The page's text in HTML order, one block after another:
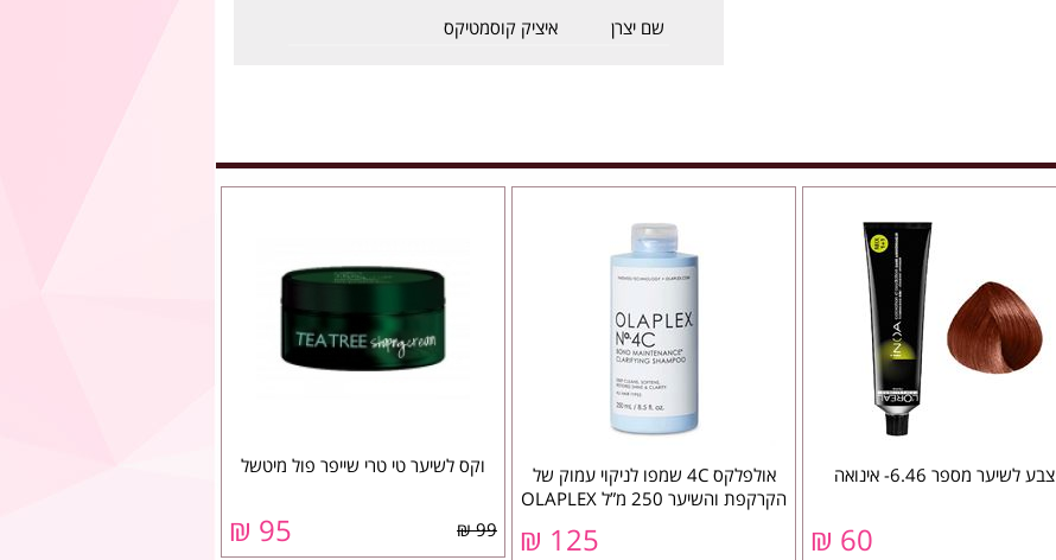
שם יצרן איציק קוסמטיקס
צבע לשיער מספר 6.46- אינואה
60 ₪
אולפלקס 4C שמפו לניקוי עמוק של
הקרקפת והשיער 250 מ”ל OLAPLEX
125 ₪
וקס לשיער טי טרי שייפר פול מיטשל
99 ₪
95 ₪